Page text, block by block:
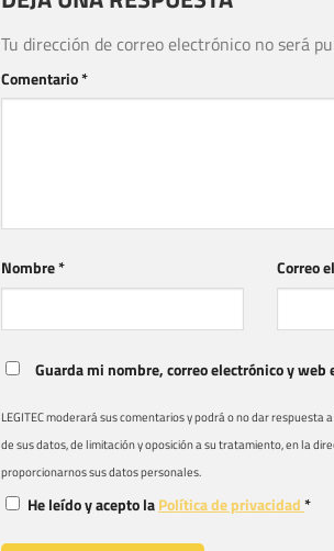
Tu dirección de correo electrónico no será
Comentario*
Nombre* Correo
Guarda mi nombre, correo electrónico y
LEGITEC moderará sus comentarios y podrá o no dar
de sus datos, de limitación y oposición a su tratamiento, en la
proporcionarnos sus datos personales.
He leído y acepto laPolítica de privacidad*